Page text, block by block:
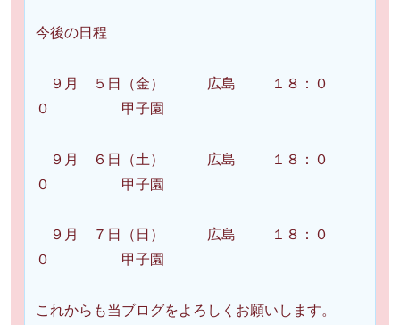
今後の日程
９月 ５日（金） 広島 １８：０
０ 甲子園
９月 ６日（土） 広島 １８：０
０ 甲子園
９月 ７日（日） 広島 １８：０
０ 甲子園
これからも当ブログをよろしくお願いします。